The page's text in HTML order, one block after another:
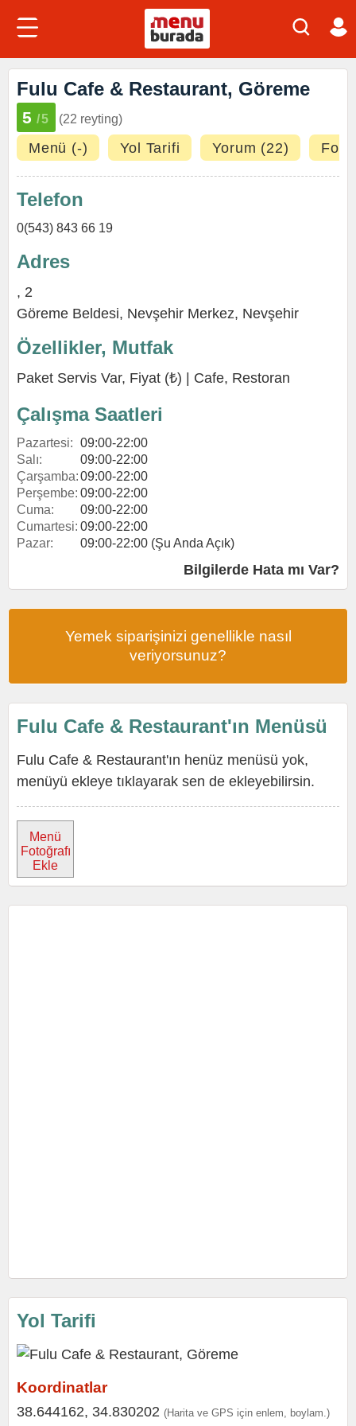
Fulu Cafe & Restaurant, Göreme
5 /5 (22 reyting)
Menü (-) Yol Tarifi Yorum (22)
Telefon
0(543) 843 66 19
Adres
, 2
Göreme Beldesi, Nevşehir Merkez, Nevşehir
Özellikler, Mutfak
Paket Servis Var, Fiyat (₺) | Cafe, Restoran
Çalışma Saatleri
Pazartesi: 09:00-22:00
Salı:
09:00-22:00
Çarşamba:09:00-22:00
Perşembe: 09:00-22:00
Cuma:
09:00-22:00
Cumartesi: 09:00-22:00
Pazar:
09:00-22:00 (Şu Anda Açık)
Bilgilerde Hata mı Var?
Yemek siparişinizi genellikle nasıl
veriyorsunuz?
Fulu Cafe & Restaurant'ın Menüsü
Fulu Cafe & Restaurant'ın henüz menüsü yok,
menüyü ekleye tıklayarak sen de ekleyebilirsin.
Menü
Fotoğrafı
Ekle
Yol Tarifi
Koordinatlar
38.644162, 34.830202 (Harita ve GPS için enlem, boylam.)